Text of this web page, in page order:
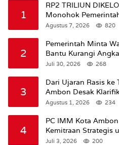
1
RP2 TRILIUN
Monohok
Amran Soal Dana
Agustus 7, 2026 820
2
Pemerintah Minta
Bantu Kurangi
Juli 30, 2026 268
3
Dari Ujaran Rasis
Ambon Desak
Tunda Pengibaran
Agustus 1, 2026 234
4
PC IMM Kota
Kemitraan Strategis
Bangsa
Juli 3, 2026 200